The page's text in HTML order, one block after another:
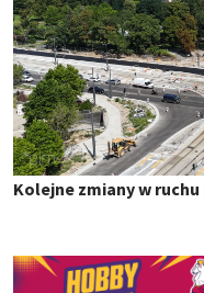
Kolejne zmiany w ruchu